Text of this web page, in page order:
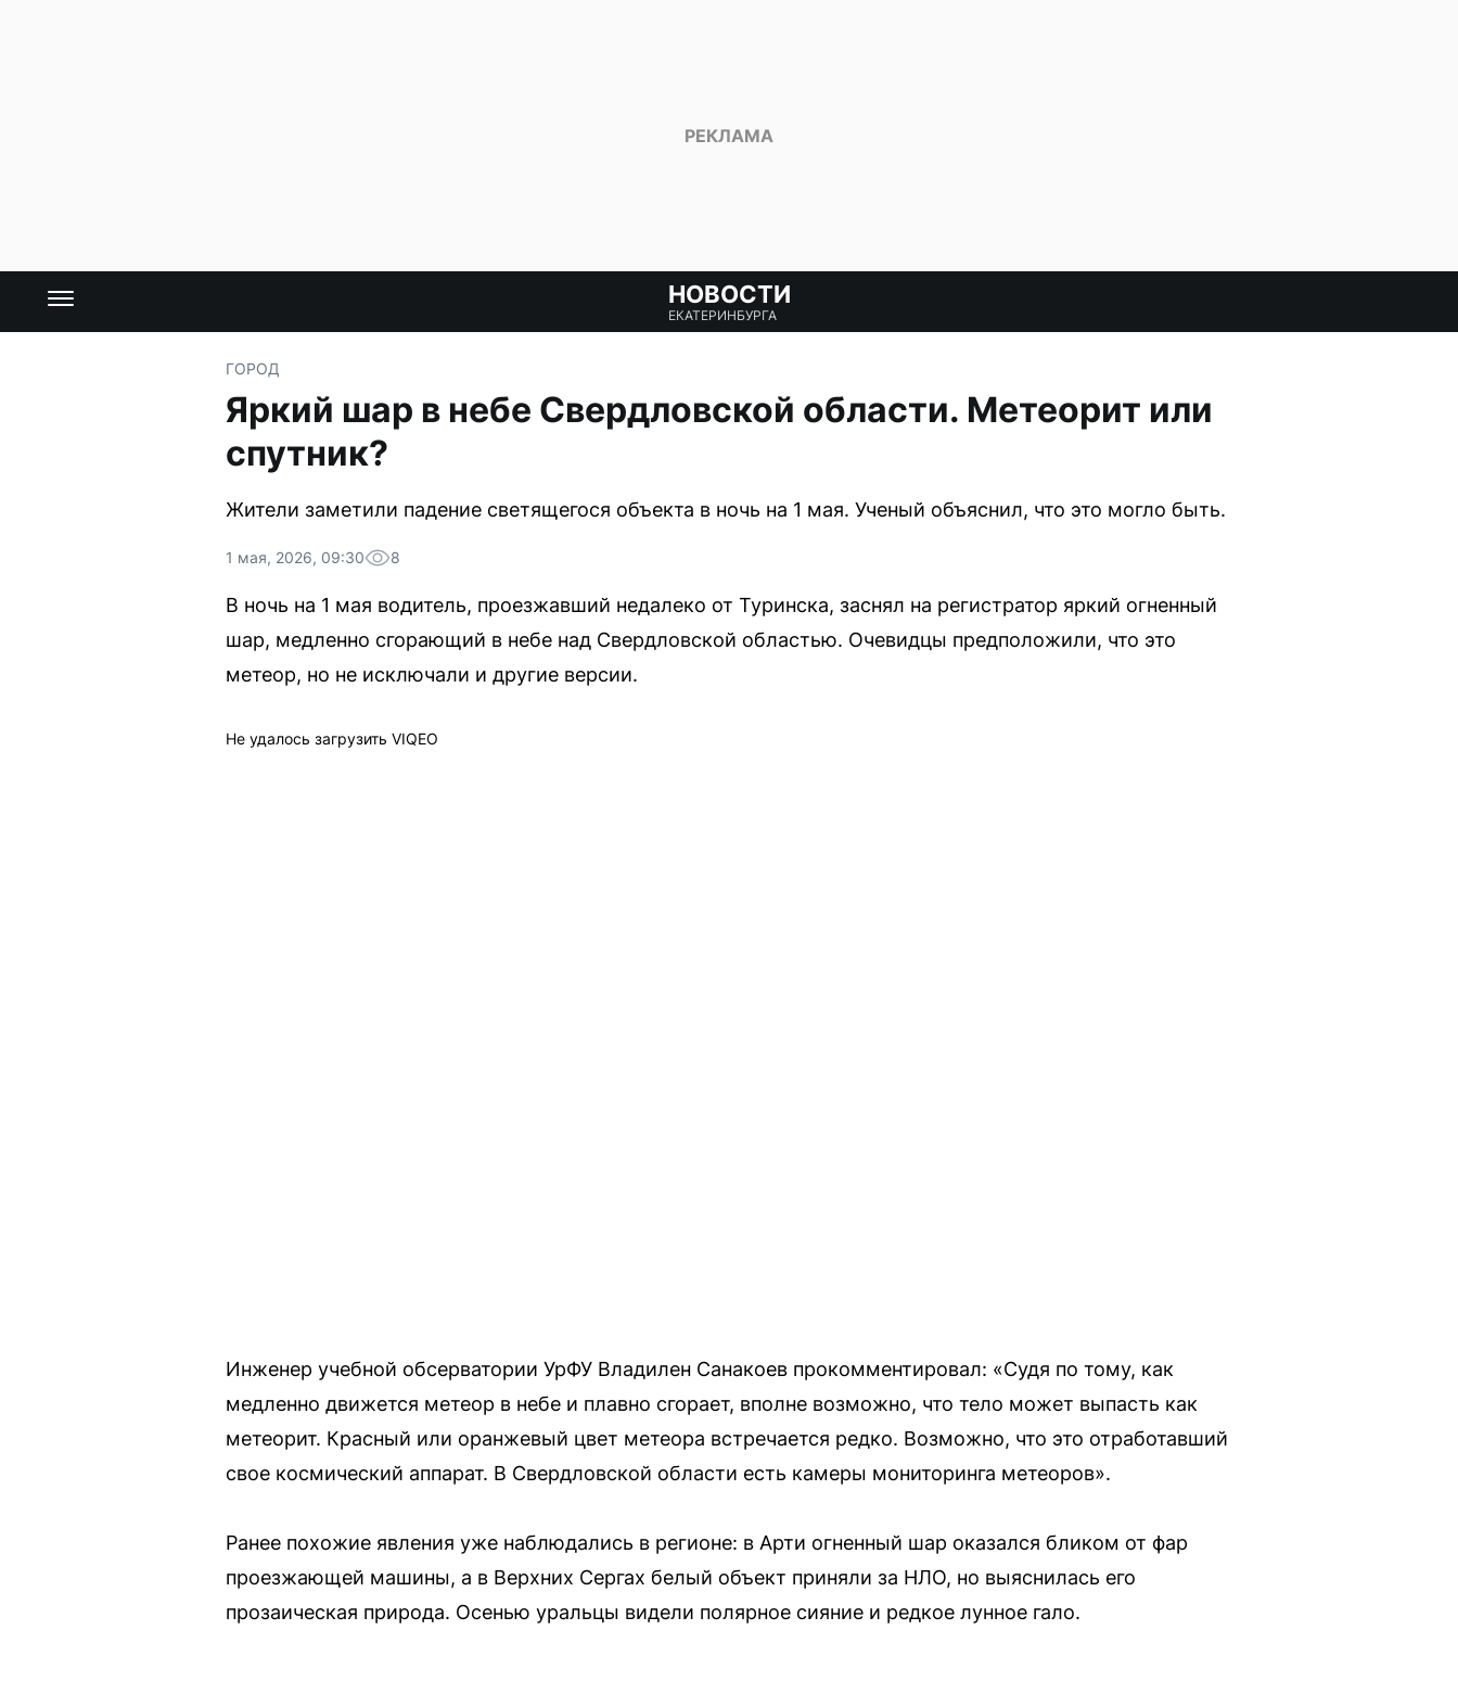
НОВОСТИ
ЕКАТЕРИНБУРГА
ГОРОД
Яркий шар в небе Свердловской области. Метеорит или
спутник?
Жители заметили падение светящегося объекта в ночь на 1 мая. Ученый объяснил, что это могло быть.
1 мая, 2026, 09:30 8
В ночь на 1 мая водитель, проезжавший недалеко от Туринска, заснял на регистратор яркий огненный
шар, медленно сгорающий в небе над Свердловской областью. Очевидцы предположили, что это
метеор, но не исключали и другие версии.
Не удалось загрузить VIQEO
Инженер учебной обсерватории УрФУ Владилен Санакоев прокомментировал: «Судя по тому, как
медленно движется метеор в небе и плавно сгорает, вполне возможно, что тело может выпасть как
метеорит. Красный или оранжевый цвет метеора встречается редко. Возможно, что это отработавший
свое космический аппарат. В Свердловской области есть камеры мониторинга метеоров».
Ранее похожие явления уже наблюдались в регионе: в Арти огненный шар оказался бликом от фар
проезжающей машины, а в Верхних Сергах белый объект приняли за НЛО, но выяснилась его
прозаическая природа. Осенью уральцы видели полярное сияние и редкое лунное гало.